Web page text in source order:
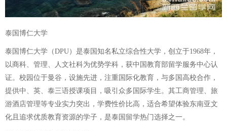
泰国博仁大学
泰国博仁大学（DPU）是泰国知名私立综合性大学，创立于1968年，
以商科、管理、人文社科为优势学科，获中国教育部留学服务中心认
证。校园位于曼谷，设施先进，注重国际化教育，与多国高校合作，
提供中、英、泰三语授课项目，吸引众多国际学生。其工商管理、旅
游酒店管理等专业实力突出，学费性价比高，适合希望体验东南亚文
化且追求优质教育资源的学子，是泰国留学热门选择之一。